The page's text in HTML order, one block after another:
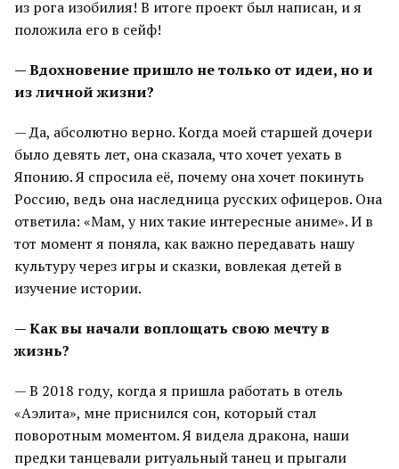
из рога изобилия! В итоге проект был написан, и я
положила его в сейф!
— Вдохновение пришло не только от идеи, но и
из личной жизни?
— Да, абсолютно верно. Когда моей старшей дочери
было девять лет, она сказала, что хочет уехать в
Японию. Я спросила её, почему она хочет покинуть
Россию, ведь она наследница русских офицеров. Она
ответила: «Мам, у них такие интересные аниме». И в
тот момент я поняла, как важно передавать нашу
культуру через игры и сказки, вовлекая детей в
изучение истории.
— Как вы начали воплощать свою мечту в
жизнь?
— В 2018 году, когда я пришла работать в отель
«Аэлита», мне приснился сон, который стал
поворотным моментом. Я видела дракона, наши
предки танцевали ритуальный танец и прыгали